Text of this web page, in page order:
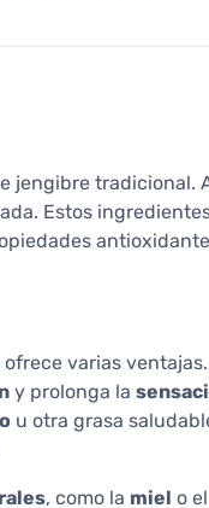
jengibre tradicional.
Estos
varias
y prolonga la
u otra grasa
, como la miel o el